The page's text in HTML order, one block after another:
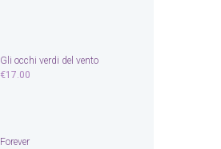
Gli occhi verdi del vento
€17.00
Forever